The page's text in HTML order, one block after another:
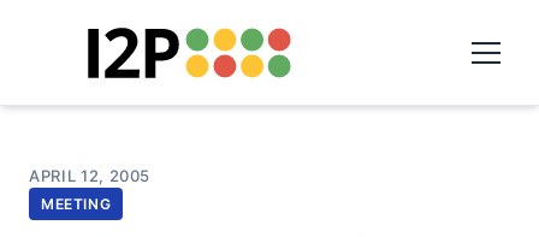
APRIL 12, 2005
MEETING